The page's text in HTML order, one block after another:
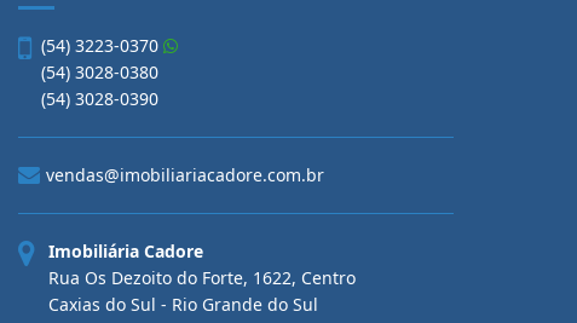
(54) 3223-0370
(54) 3028-0380
(54) 3028-0390
vendas@imobiliariacadore.com.br
Imobiliária Cadore
Rua Os Dezoito do Forte, 1622, Centro
Caxias do Sul - Rio Grande do Sul